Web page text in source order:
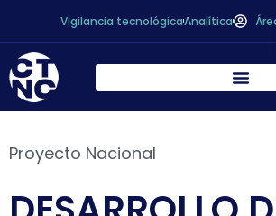
Vigilancia tecnológicaAnalítica
Proyecto Nacional